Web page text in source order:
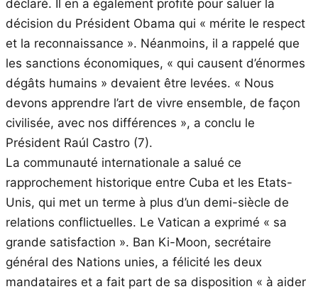
déclaré. Il en a également profité pour saluer la
décision du Président Obama qui « mérite le respect
et la reconnaissance ». Néanmoins, il a rappelé que
les sanctions économiques, « qui causent d’énormes
dégâts humains » devaient être levées. « Nous
devons apprendre l’art de vivre ensemble, de façon
civilisée, avec nos différences », a conclu le
Président Raúl Castro (7).
La communauté internationale a salué ce
rapprochement historique entre Cuba et les Etats-
Unis, qui met un terme à plus d’un demi-siècle de
relations conflictuelles. Le Vatican a exprimé « sa
grande satisfaction ». Ban Ki-Moon, secrétaire
général des Nations unies, a félicité les deux
mandataires et a fait part de sa disposition « à aider